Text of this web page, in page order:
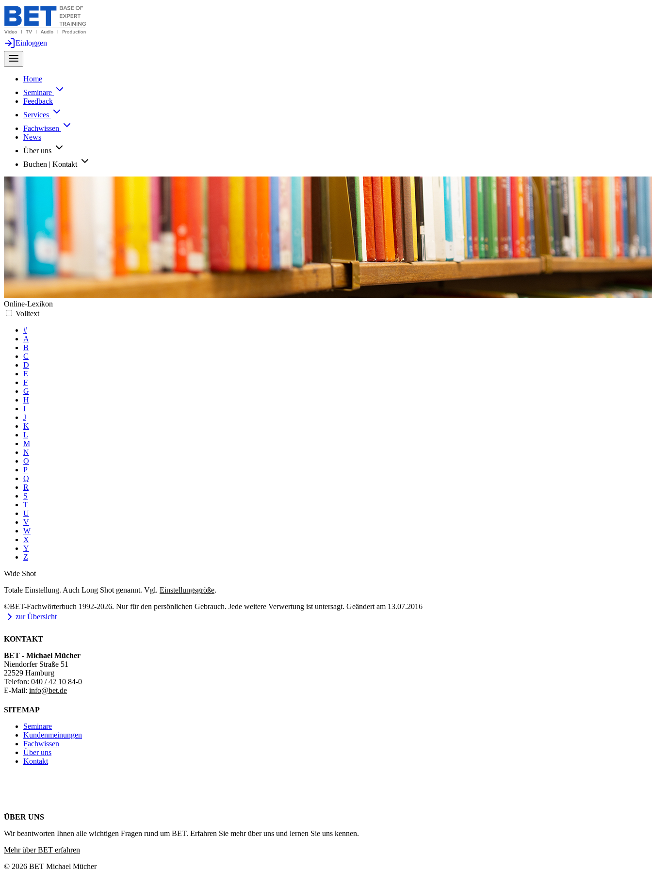
Einloggen
Home
Seminare
Feedback
Services
Fachwissen
News
Über uns
Buchen | Kontakt
Online-Lexikon
Volltext
#
A
B
C
D
E
F
G
H
I
J
K
L
M
N
O
P
Q
R
S
T
U
V
W
X
Y
Z
Wide Shot
Totale Einstellung. Auch Long Shot genannt. Vgl. Einstellungsgröße.
©BET-Fachwörterbuch 1992-2026. Nur für den persönlichen Gebrauch. Jede weitere Verwertung ist untersagt. Geändert am 13.07.2016
zur Übersicht
KONTAKT
BET - Michael Mücher
Niendorfer Straße 51
22529 Hamburg
Telefon: 040 / 42 10 84-0
E-Mail: info@bet.de
SITEMAP
Seminare
Kundenmeinungen
Fachwissen
Über uns
Kontakt
ÜBER UNS
Wir beantworten Ihnen alle wichtigen Fragen rund um BET. Erfahren Sie mehr über uns und lernen Sie uns kennen.
Mehr über BET erfahren
© 2026 BET Michael Mücher